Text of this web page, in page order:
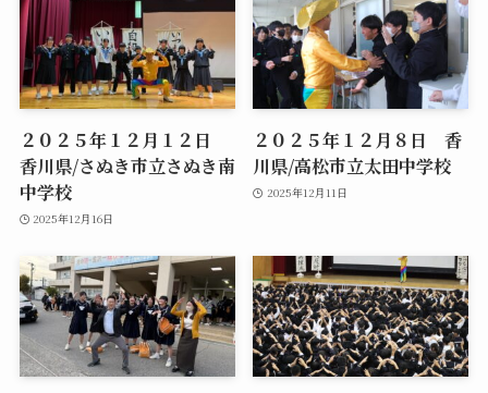
２０２５年１２月１２日
香川県/さぬき市立さぬき南
中学校
2025年12月16日
２０２５年１２月８日 香
川県/高松市立太田中学校
2025年12月11日